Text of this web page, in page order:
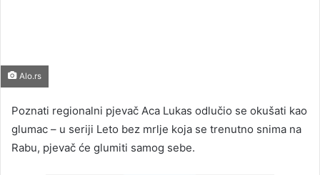
Alo.rs
Poznati regionalni pjevač Aca Lukas odlučio se okušati kao
glumac – u seriji Leto bez mrlje koja se trenutno snima na
Rabu, pjevač će glumiti samog sebe.